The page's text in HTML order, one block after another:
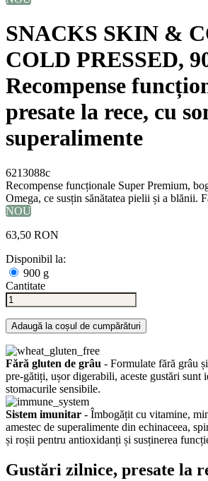
SNACKS SKIN &
COLD PRESSED,
Recompense
presate la rece, cu
superalimente
6213088c
Recompense funcționale Super Premium,
Omega, ce susțin sănătatea pielii și a blănii.
NOU
63,50 RON
Disponibil la:
900 g
Cantitate
Adaugă la coșul de cumpărături
Fără gluten de grâu - Formulate fără grâu
pre-gătiți, ușor digerabili, aceste gustări sunt
stomacurile sensibile.
Sistem imunitar - Îmbogățit cu vitamine,
amestec de superalimente din echinaceea,
și roșii pentru antioxidanți și susținerea
Gustări zilnice, presate la